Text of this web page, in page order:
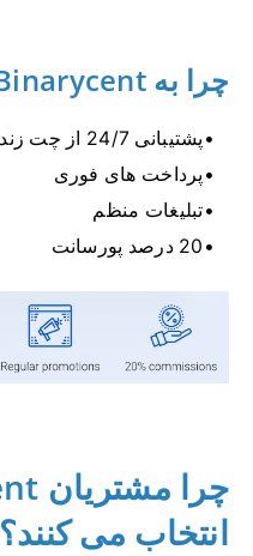
چرا به Binarycent مراجعه کنید
پشتیبانی 24/7 از چت زنده
پرداخت های فوری
تبلیغات منظم
20 درصد پورسانت
انتخاب می کنند؟